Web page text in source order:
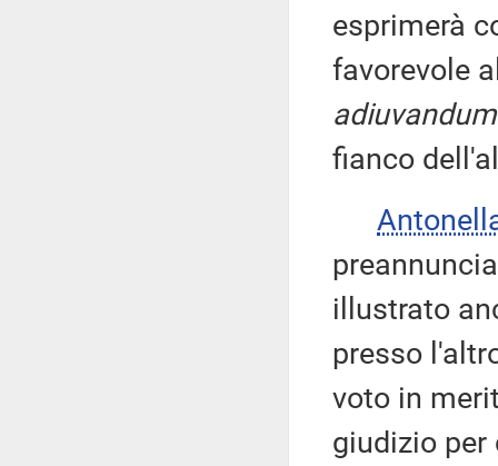
esprimerà
favorevole
adiuvandum
fianco
illustrato
presso
voto in
giudizio